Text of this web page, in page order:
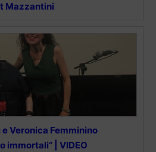
Mazzantini
Veronica Femminino
immortali” | VIDEO